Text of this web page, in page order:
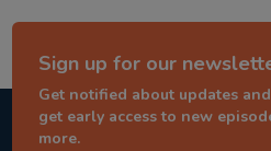
Sign up for our
Get notified about updates
get early access to new
more.